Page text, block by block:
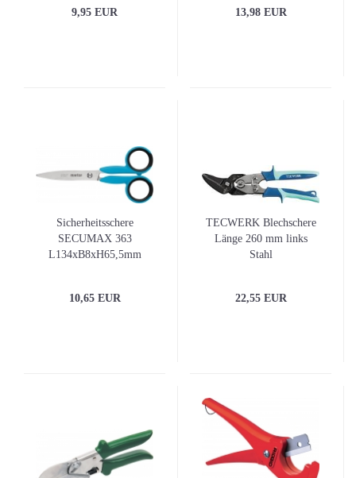
9,95 EUR 13,98 EUR
Sicherheitsschere
SECUMAX 363
L134xB8xH65,5mm
10,65 EUR
TECWERK Blechschere
Länge 260 mm links
Stahl
22,55 EUR